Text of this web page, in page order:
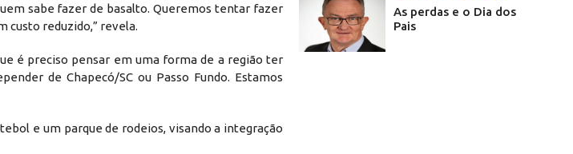
sabe fazer de basalto. Queremos tentar fazer
custo reduzido,” revela.
é preciso pensar em uma forma de a região ter
de Chapecó/SC ou Passo Fundo. Estamos
e um parque de rodeios, visando a integração
As perdas e o Dia dos
Pais